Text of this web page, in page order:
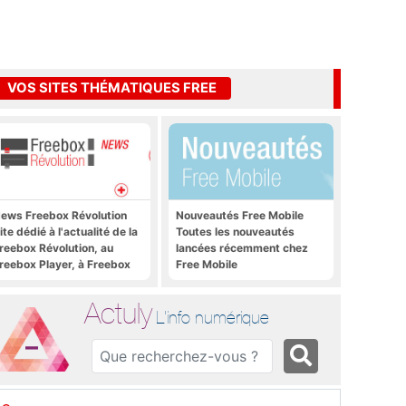
VOS SITES THÉMATIQUES FREE
Freebox Révolution
dédié à l'actualité de la
Révolution, au
Player, à Freebox
Nouveautés Free Mobile
Toutes les nouveautés
lancées récemment chez
Free Mobile
Actuly L'info numérique